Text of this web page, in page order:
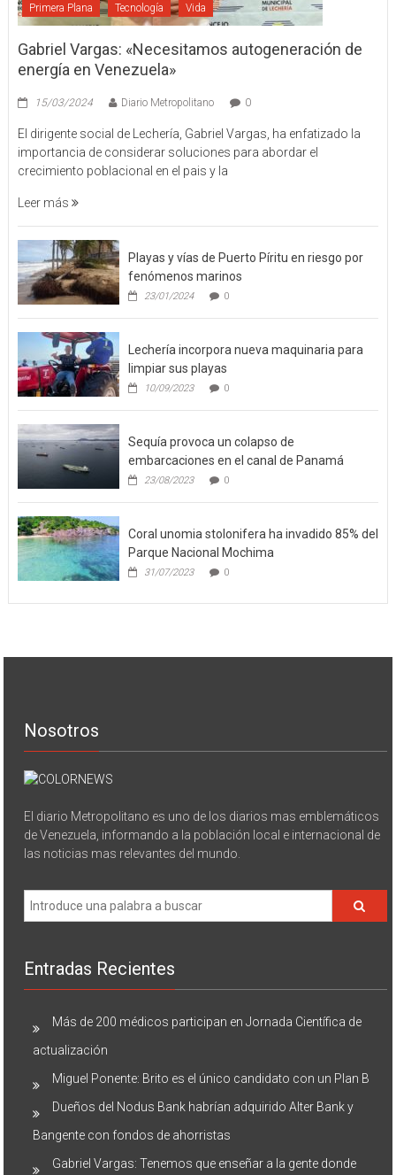
Primera Plana Tecnología Vida
Gabriel Vargas: «Necesitamos autogeneración de
energía en Venezuela»
15/03/2024 Diario Metropolitano 0
El dirigente social de Lechería, Gabriel Vargas, ha enfatizado la
importancia de considerar soluciones para abordar el
crecimiento poblacional en el pais y la
Leer más
Playas y vías de Puerto Píritu en riesgo por
fenómenos marinos
23/01/2024 0
Lechería incorpora nueva maquinaria para
limpiar sus playas
10/09/2023 0
Sequía provoca un colapso de
embarcaciones en el canal de Panamá
23/08/2023 0
Coral unomia stolonifera ha invadido 85% del
Parque Nacional Mochima
31/07/2023 0
Nosotros
El diario Metropolitano es uno de los diarios mas emblemáticos
de Venezuela, informando a la población local e internacional de
las noticias mas relevantes del mundo.
Entradas Recientes
Más de 200 médicos participan en Jornada Científica de
actualización
Miguel Ponente: Brito es el único candidato con un Plan B
Dueños del Nodus Bank habrían adquirido Alter Bank y
Bangente con fondos de ahorristas
Gabriel Vargas: Tenemos que enseñar a la gente donde